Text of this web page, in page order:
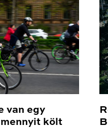
van egy
költ